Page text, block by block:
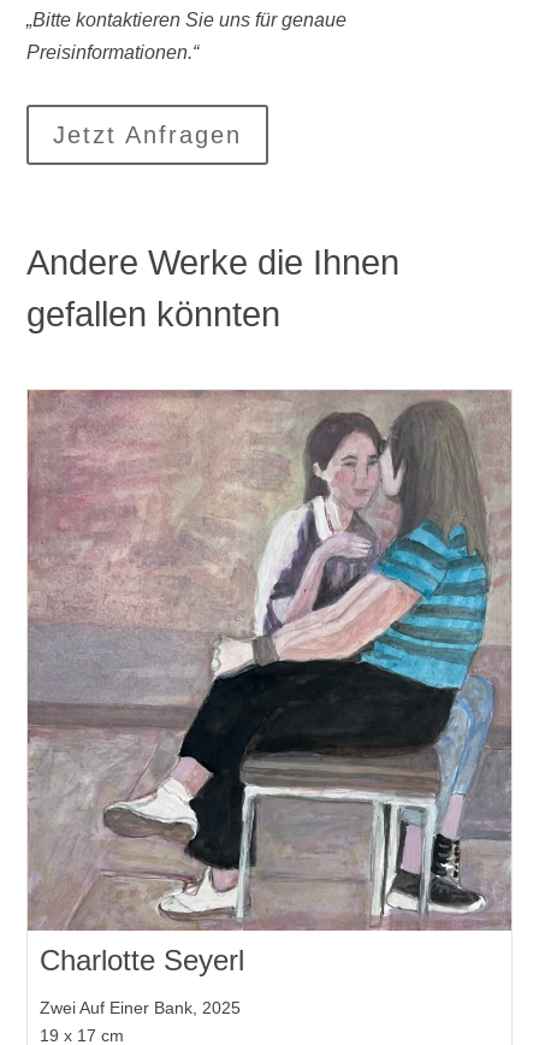
„Bitte kontaktieren Sie uns für genaue
Preisinformationen.“
Jetzt Anfragen
Andere Werke die Ihnen
gefallen könnten
Charlotte Seyerl
Zwei Auf Einer Bank, 2025
19 x 17 cm